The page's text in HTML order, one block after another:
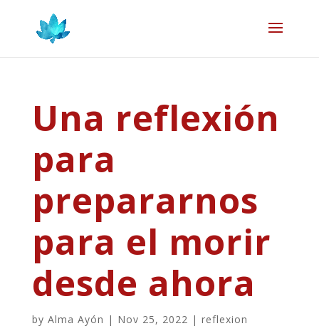
Una reflexión
para
prepararnos
para el morir
desde ahora
by Alma Ayón | Nov 25, 2022 | reflexion